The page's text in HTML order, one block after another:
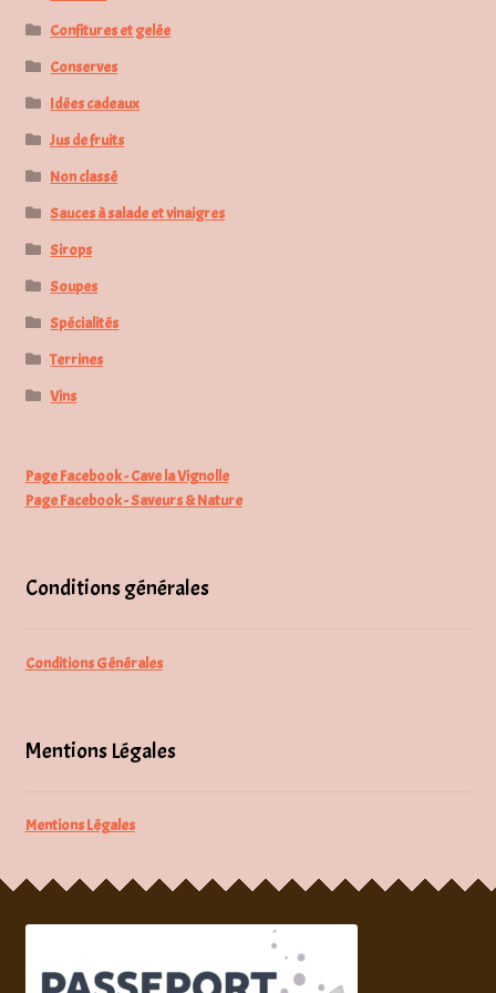
Confitures et gelée
Conserves
Idées cadeaux
Jus de fruits
Non classé
Sauces à salade et vinaigres
Sirops
Soupes
Spécialités
Terrines
Vins
Page Facebook - Cave la Vignolle
Page Facebook - Saveurs & Nature
Conditions générales
Conditions Générales
Mentions Légales
Mentions Légales